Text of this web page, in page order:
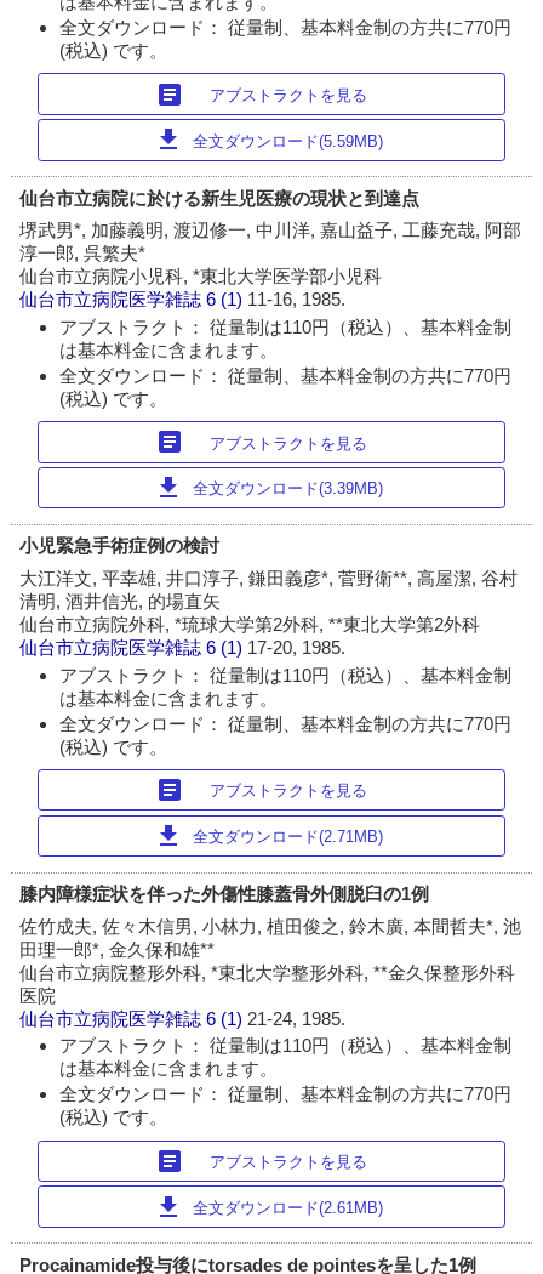
全文ダウンロード： 従量制、基本料金制の方共に770円
(税込) です。
article アブストラクトを見る
download 全文ダウンロード(5.59MB)
仙台市立病院に於ける新生児医療の現状と到達点
堺武男*, 加藤義明, 渡辺修一, 中川洋, 嘉山益子, 工藤充哉, 阿部
淳一郎, 呉繁夫*
仙台市立病院小児科, *東北大学医学部小児科
仙台市立病院医学雑誌 6 (1) 11-16, 1985.
アブストラクト： 従量制は110円（税込）、基本料金制
は基本料金に含まれます。
全文ダウンロード： 従量制、基本料金制の方共に770円
(税込) です。
article アブストラクトを見る
download 全文ダウンロード(3.39MB)
小児緊急手術症例の検討
大江洋文, 平幸雄, 井口淳子, 鎌田義彦*, 菅野衛**, 高屋潔, 谷村
清明, 酒井信光, 的場直矢
仙台市立病院外科, *琉球大学第2外科, **東北大学第2外科
仙台市立病院医学雑誌 6 (1) 17-20, 1985.
アブストラクト： 従量制は110円（税込）、基本料金制
は基本料金に含まれます。
全文ダウンロード： 従量制、基本料金制の方共に770円
(税込) です。
article アブストラクトを見る
download 全文ダウンロード(2.71MB)
膝内障様症状を伴った外傷性膝蓋骨外側脱臼の1例
佐竹成夫, 佐々木信男, 小林力, 植田俊之, 鈴木廣, 本間哲夫*, 池
田理一郎*, 金久保和雄**
仙台市立病院整形外科, *東北大学整形外科, **金久保整形外科
医院
仙台市立病院医学雑誌 6 (1) 21-24, 1985.
アブストラクト： 従量制は110円（税込）、基本料金制
は基本料金に含まれます。
全文ダウンロード： 従量制、基本料金制の方共に770円
(税込) です。
article アブストラクトを見る
download 全文ダウンロード(2.61MB)
Procainamide投与後にtorsades de pointesを呈した1例